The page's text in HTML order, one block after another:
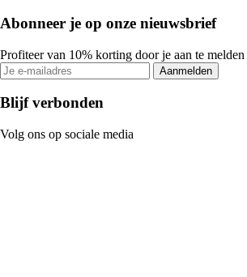
Abonneer je op onze nieuwsbrief
Profiteer van 10% korting door je aan te
Aanmelden
Blijf verbonden
Volg ons op sociale media